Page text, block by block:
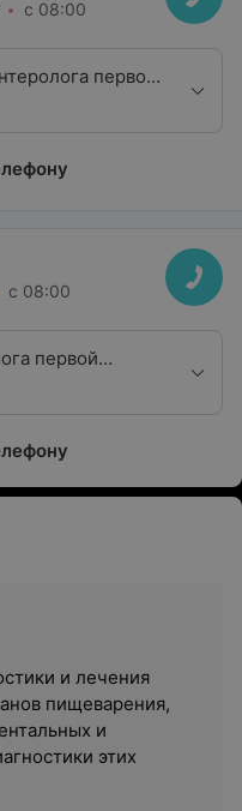
с 08:00
первой
с 08:00
первой
и лечения
пищеварения,
и
этих